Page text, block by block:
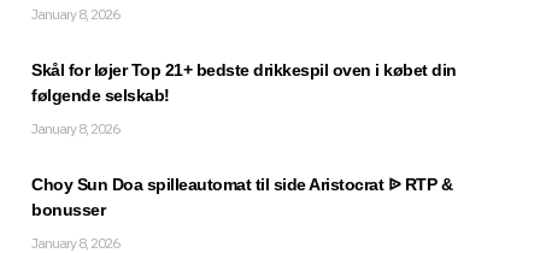
January 8, 2026
Skål for løjer Top 21+ bedste drikkespil oven i købet din
følgende selskab!
January 8, 2026
Choy Sun Doa spilleautomat til side Aristocrat ᐉ RTP &
bonusser
January 8, 2026